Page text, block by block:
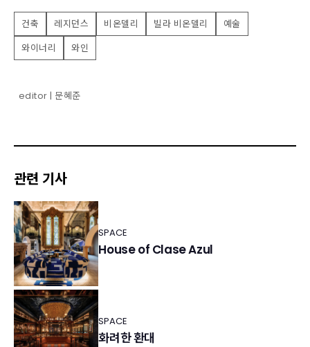
건축 레지던스 비온델리 빌라 비온델리
예술
와이너리
와인
editor | 문혜준
관련 기사
SPACE
House of Clase Azul
SPACE
화려한 환대